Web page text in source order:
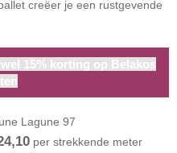
creëer je een rustgevende
15% korting op Belakos
Lagune 97
per strekkende meter